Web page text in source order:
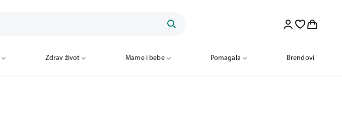
Zdrav život Mame i bebe Pomagala Brendovi